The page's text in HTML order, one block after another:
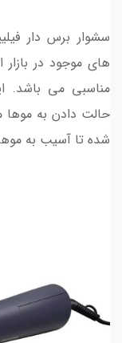
های موجود در
مناسبی می باشد.
حالت دادن به موها
شده تا آسیب به